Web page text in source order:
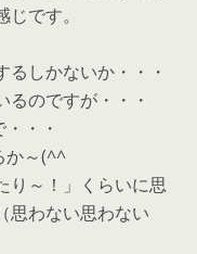
です。
しかないか・・・
のですが・・・
・・
～(^^ゞ
り～！」くらいに思
思わない思わない